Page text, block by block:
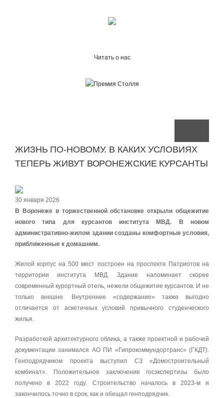
Читать о нас
ЖИЗНЬ ПО-НОВОМУ. В КАКИХ УСЛОВИЯХ
ТЕПЕРЬ ЖИВУТ ВОРОНЕЖСКИЕ КУРСАНТЫ
30 января 2026
В Воронеже в торжественной обстановке открыли общежитие
нового типа для курсантов института МВД. В новом
административно-жилом здании созданы комфортные условия,
приближенные к домашним.
Жилой корпус на 500 мест построен на проспекте Патриотов на
территории института МВД. Здание напоминает скорее
современный курортный отель, нежели общежитие курсантов. И не
только внешне. Внутреннее «содержание» также выгодно
отличается от аскетичных условий привычного студенческого
жилья.
Разработкой архитектурного облика, а также проектной и рабочей
документации занимался АО ПИ «Гипрокоммундортранс» (ГКДТ).
Генподрядчиком проекта выступил СЗ «Домостроительный
комбинат». Положительное заключение госэкспертизы было
получено в 2022 году. Строительство началось в 2023-м и
закончилось точно в срок, как и обещал генподрядчик.